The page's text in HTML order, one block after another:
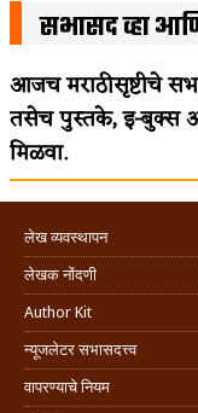
सभासद व्हा
आजच मराठीसृष्टीचे
तसेच पुस्तके, इ-बुक्स
मिळवा.
लेख व्यवस्थापन
लेखक नोंदणी
Author Kit
न्यूजलेटर सभासदत्त्व
वापरण्याचे नियम